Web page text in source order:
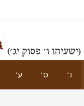
ע’ ס’ נ’